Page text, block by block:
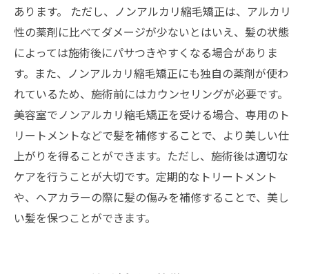
あります。 ただし、ノンアルカリ縮毛矯正は、アルカリ
性の薬剤に比べてダメージが少ないとはいえ、髪の状態
によっては施術後にパサつきやすくなる場合がありま
す。また、ノンアルカリ縮毛矯正にも独自の薬剤が使わ
れているため、施術前にはカウンセリングが必要です。
美容室でノンアルカリ縮毛矯正を受ける場合、専用のト
リートメントなどで髪を補修することで、より美しい仕
上がりを得ることができます。ただし、施術後は適切な
ケアを行うことが大切です。定期的なトリートメント
や、ヘアカラーの際に髪の傷みを補修することで、美し
い髪を保つことができます。